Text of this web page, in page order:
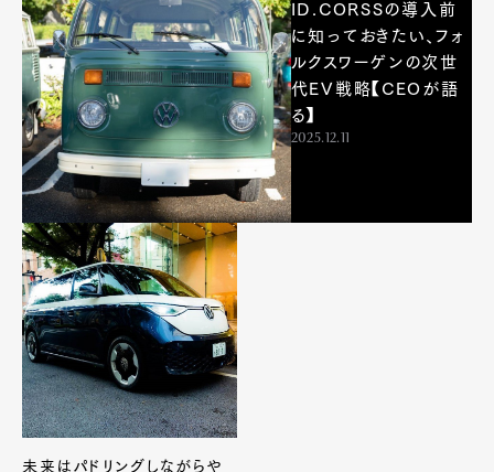
ID.CORSSの導入前
に知っておきたい、フォ
ルクスワーゲンの次世
代EV戦略【CEOが語
る】
2025.12.11
未来はパドリングしながらや